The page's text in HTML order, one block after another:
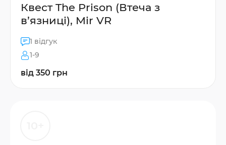
Квест The Prison (Втеча з
в’язниці), Mir VR
1 відгук
1-9
від 350 грн